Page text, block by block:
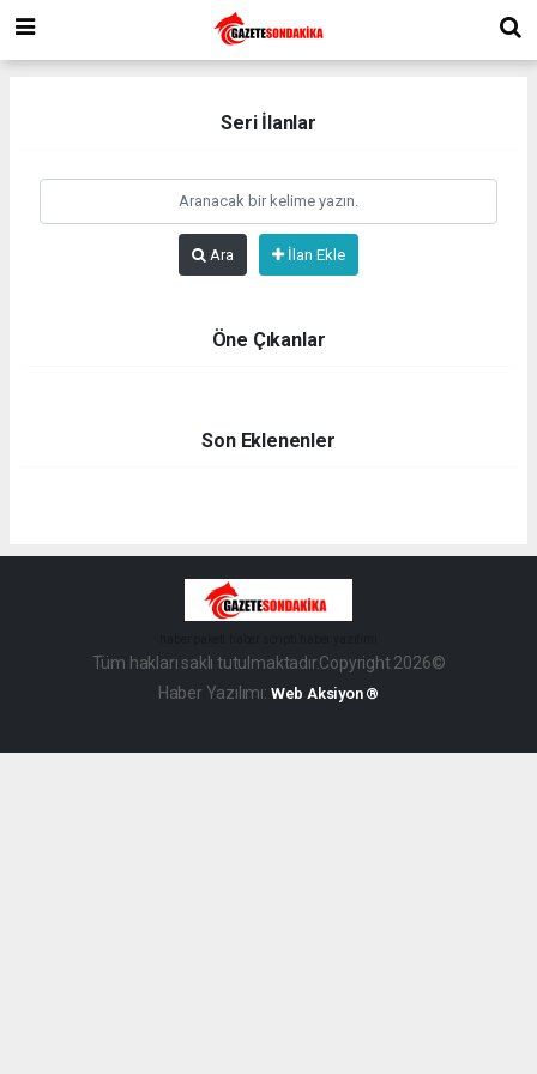
Seri İlanlar
Ara İlan Ekle
Öne Çıkanlar
Son Eklenenler
Tüm hakları saklı tutulmaktadır.Copyright 2026©
Haber Yazılımı: Web Aksiyon ®